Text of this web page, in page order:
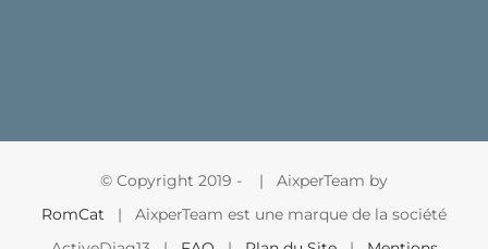
© Copyright 2019 -
| AixperTeam by
RomCat | AixperTeam est une marque de la société